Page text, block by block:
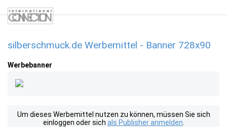
silberschmuck.de Werbemittel - Banner 728x90
Werbebanner
Um dieses Werbemittel nutzen zu können, müssen Sie sich
einloggen oder sich als Publisher anmelden